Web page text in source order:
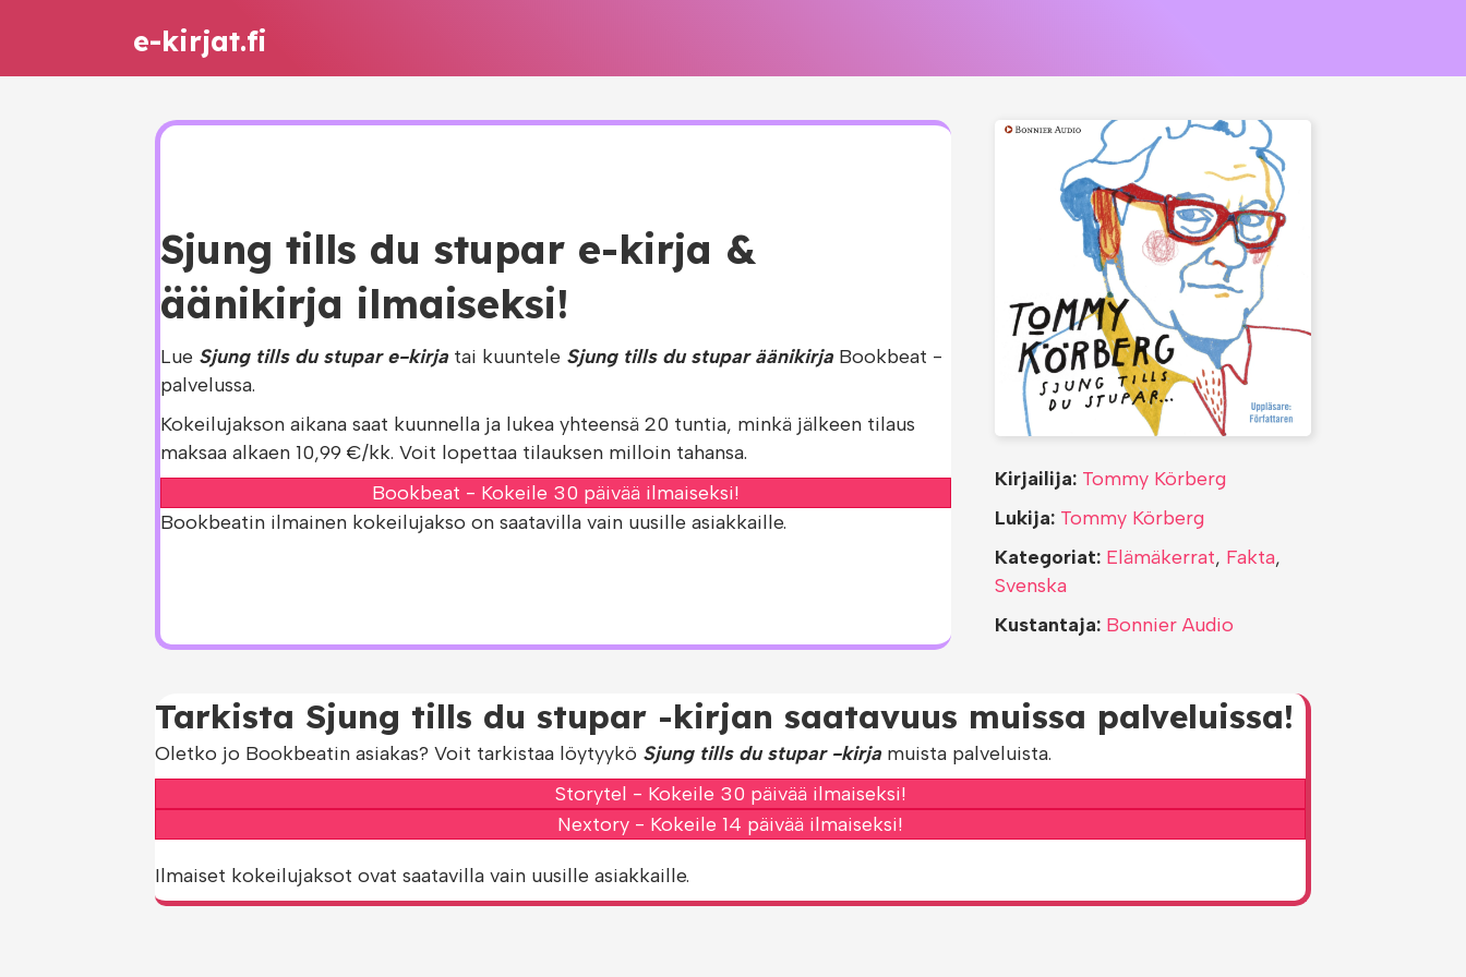
e-kirjat.fi
Sjung tills du stupar e-kirja &
äänikirja ilmaiseksi!
Lue Sjung tills du stupar e-kirja tai kuuntele Sjung tills du stupar äänikirja Bookbeat -
palvelussa.
Kokeilujakson aikana saat kuunnella ja lukea yhteensä 20 tuntia, minkä jälkeen tilaus
maksaa alkaen 10,99 €/kk. Voit lopettaa tilauksen milloin tahansa.
Bookbeat - Kokeile 30 päivää ilmaiseksi!
Bookbeatin ilmainen kokeilujakso on saatavilla vain uusille asiakkaille.
Kirjailija: Tommy Körberg
Lukija: Tommy Körberg
Kategoriat: Elämäkerrat, Fakta,
Svenska
Kustantaja: Bonnier Audio
Tarkista Sjung tills du stupar -kirjan saatavuus muissa palveluissa!
Oletko jo Bookbeatin asiakas? Voit tarkistaa löytyykö Sjung tills du stupar -kirja muista palveluista.
Storytel - Kokeile 30 päivää ilmaiseksi!
Nextory - Kokeile 14 päivää ilmaiseksi!
Ilmaiset kokeilujaksot ovat saatavilla vain uusille asiakkaille.